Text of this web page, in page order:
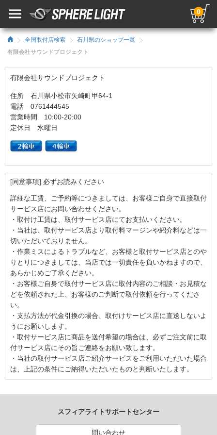
0
全国取付店検索
石川県のショップ一覧
有限会社サウンドプロジェクト
有限会社サウンドプロジェクト
住所 石川県小松市矢崎町甲64-1
電話 0761444545
営業時間 10:00-20:00
定休日 水曜日
[同意事項] 必ずお読みください
詳細な工賃、ご予約等につきましては、お客様ご自身で直接取付
サービス店にお問い合わせください。
・取付け工賃は、取付サービス店にてお支払いください。
・当社は、取付サービス店より取付料マージンや紹介料などは一
切いただいておりません。
・作業ミスによるトラブルなど、お客様と取付サービス店とのや
りとりにつきましては、当店では一切責任を負いかねますので、
あらかじめご了承ください。
・お客様ご自身で取付サービス店に取付内容のご相談・お見積な
どを依頼された上、お客様のご判断で取付依頼を行ってくださ
い。
・支払方法が代金引換の場合、取付けサービス店に直送しないよ
うにお願いします。
・取付サービス店に商品を送付希望の場合は、必ずご注文前に取
付サービス店にその旨ご連絡をお願い致します。
・当社の取付サービス店ご紹介サービスをご利用いただいた場合
は、上記の条件にご納得いただいたものと判断いたします。
スフィアライトサポートセンター
問い合わせ